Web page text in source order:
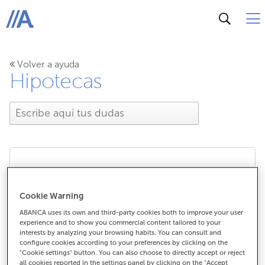
ABANCA
Volver a ayuda
Hipotecas
certificado de
cancelación de hipoteca?
Cookie Warning
ABANCA uses its own and third-party cookies both to improve your user
experience and to show you commercial content tailored to your
interests by analyzing your browsing habits. You can consult and
configure cookies according to your preferences by clicking on the
"Cookie settings" button. You can also choose to directly accept or reject
all cookies reported in the settings panel by clicking on the "Accept